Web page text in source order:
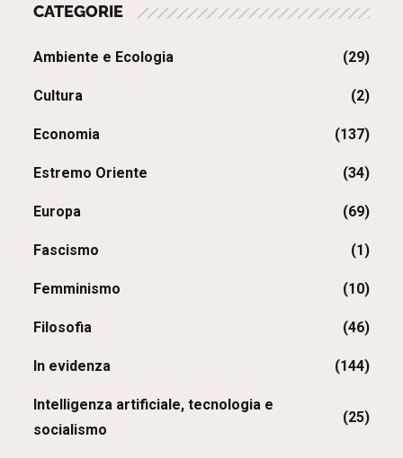
CATEGORIE
Ambiente e Ecologia (29)
Cultura (2)
Economia (137)
Estremo Oriente (34)
Europa (69)
Fascismo (1)
Femminismo (10)
Filosofia (46)
In evidenza (144)
Intelligenza artificiale, tecnologia e
socialismo
(25)